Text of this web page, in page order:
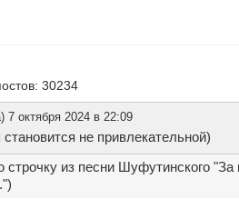
30234
7 октября 2024 в 22:09
не привлекательной)
строчку из песни Шуфутинского